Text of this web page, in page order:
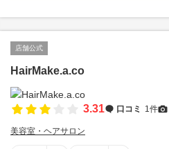
店舗公式
HairMake.a.co
3.31 口コミ 1件
美容室・ヘアサロン